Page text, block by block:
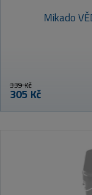
Mikado
339 Kč
305 Kč